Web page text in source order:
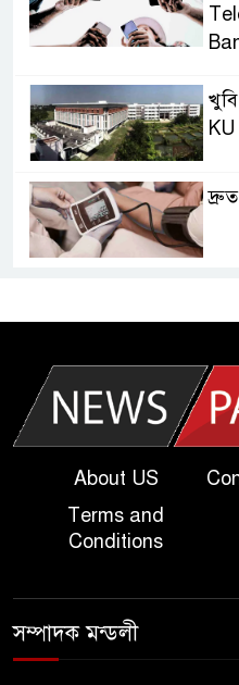
|
About US
Terms and
Conditions
সম্পাদক মন্ডলী